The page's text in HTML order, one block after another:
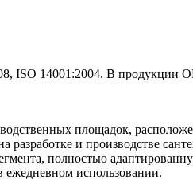
ISO 14001:2004. В продукции
площадок,
и производстве
полностью
ежедневном использовании.